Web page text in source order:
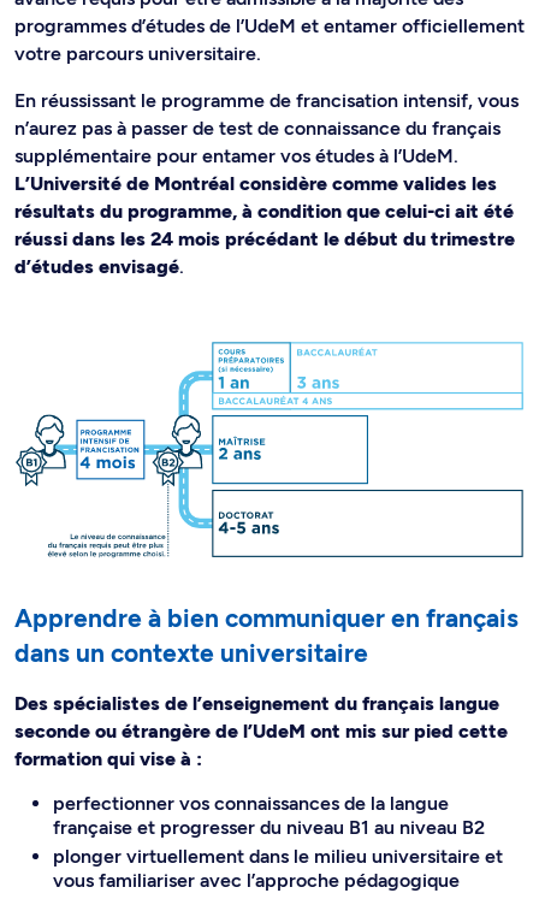
programmes d’études de l’UdeM et entamer officiellement
votre parcours universitaire.
En réussissant le programme de francisation intensif, vous
n’aurez pas à passer de test de connaissance du français
supplémentaire pour entamer vos études à l’UdeM.
L’Université de Montréal considère comme valides les
résultats du programme, à condition que celui-ci ait été
réussi dans les 24 mois précédant le début du trimestre
d’études envisagé.
Apprendre à bien communiquer en français
dans un contexte universitaire
Des spécialistes de l’enseignement du français langue
seconde ou étrangère de l’UdeM ont mis sur pied cette
formation qui vise à :
perfectionner vos connaissances de la langue
française et progresser du niveau B1 au niveau B2
plonger virtuellement dans le milieu universitaire et
vous familiariser avec l’approche pédagogique